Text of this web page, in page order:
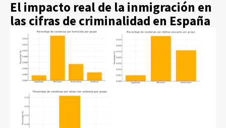
El impacto real de la inmigración en
las cifras de criminalidad en España